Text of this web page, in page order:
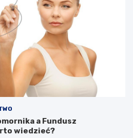
a Fundusz
wiedzieć?